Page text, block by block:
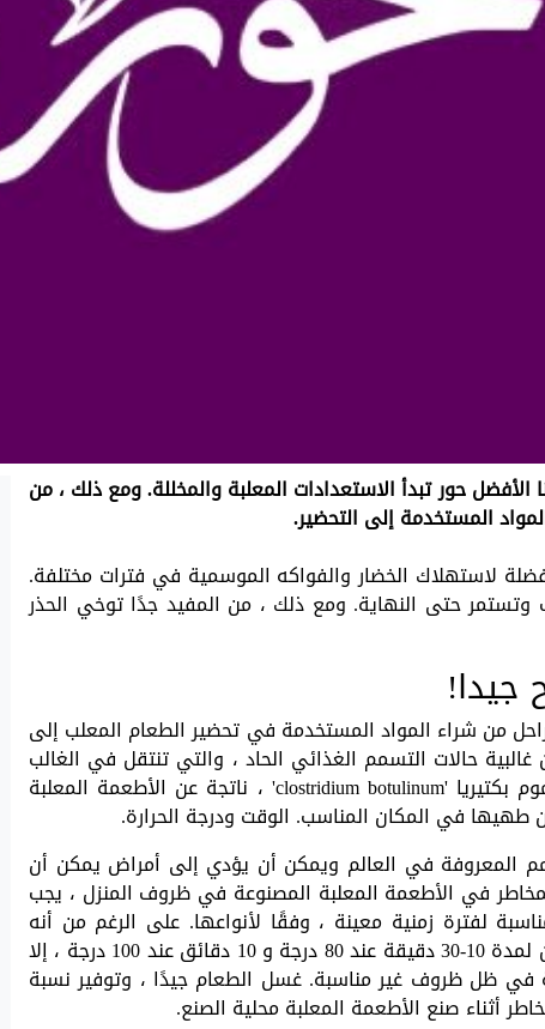
حور تبدأ الاستعدادات المعلبة والمخللة. ومع ذلك ، من
المستخدمة إلى التحضير.
لاستهلاك الخضار والفواكه الموسمية في فترات مختلفة.
حتى النهاية. ومع ذلك ، من المفيد جدًا توخي الحذر
جيدا!
من شراء المواد المستخدمة في تحضير الطعام المعلب إلى
حالات التسمم الغذائي الحاد ، والتي تنتقل في الغالب
عن طريق الأطعمة المعلبة وتسببها سموم بكتيريا 'clostridium botulinum' ، ناتجة عن الأطعمة المعلبة
طهيها في المكان المناسب. الوقت ودرجة الحرارة.
المعروفة في العالم ويمكن أن يؤدي إلى أمراض يمكن أن
في الأطعمة المعلبة المصنوعة في ظروف المنزل ، يجب
لفترة زمنية معينة ، وفقًا لأنواعها. على الرغم من أنه
يمكن تدمير سم التسمم الغذائي بالغليان لمدة 10-30 دقيقة عند 80 درجة و 10 دقائق عند 100 درجة ، إلا
في ظل ظروف غير مناسبة. غسل الطعام جيدًا ، وتوفير نسبة
أثناء صنع الأطعمة المعلبة محلية الصنع.